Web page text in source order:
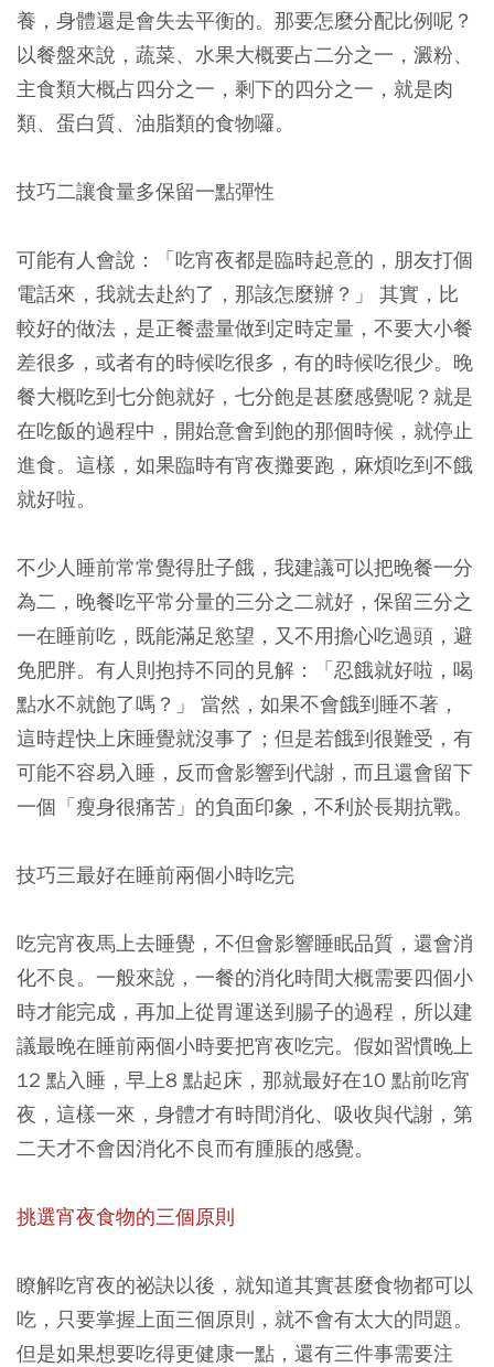
養，身體還是會失去平衡的。那要怎麼分配比例呢？
以餐盤來說，蔬菜、水果大概要占二分之一，澱粉、
主食類大概占四分之一，剩下的四分之一，就是肉
類、蛋白質、油脂類的食物囉。
技巧二讓食量多保留一點彈性
可能有人會說：「吃宵夜都是臨時起意的，朋友打個
電話來，我就去赴約了，那該怎麼辦？」 其實，比
較好的做法，是正餐盡量做到定時定量，不要大小餐
差很多，或者有的時候吃很多，有的時候吃很少。晚
餐大概吃到七分飽就好，七分飽是甚麼感覺呢？就是
在吃飯的過程中，開始意會到飽的那個時候，就停止
進食。這樣，如果臨時有宵夜攤要跑，麻煩吃到不餓
就好啦。
不少人睡前常常覺得肚子餓，我建議可以把晚餐一分
為二，晚餐吃平常分量的三分之二就好，保留三分之
一在睡前吃，既能滿足慾望，又不用擔心吃過頭，避
免肥胖。有人則抱持不同的見解：「忍餓就好啦，喝
點水不就飽了嗎？」 當然，如果不會餓到睡不著，
這時趕快上床睡覺就沒事了；但是若餓到很難受，有
可能不容易入睡，反而會影響到代謝，而且還會留下
一個「瘦身很痛苦」的負面印象，不利於長期抗戰。
技巧三最好在睡前兩個小時吃完
吃完宵夜馬上去睡覺，不但會影響睡眠品質，還會消
化不良。一般來說，一餐的消化時間大概需要四個小
時才能完成，再加上從胃運送到腸子的過程，所以建
議最晚在睡前兩個小時要把宵夜吃完。假如習慣晚上
12 點入睡，早上8 點起床，那就最好在10 點前吃宵
夜，這樣一來，身體才有時間消化、吸收與代謝，第
二天才不會因消化不良而有腫脹的感覺。
挑選宵夜食物的三個原則
瞭解吃宵夜的祕訣以後，就知道其實甚麼食物都可以
吃，只要掌握上面三個原則，就不會有太大的問題。
但是如果想要吃得更健康一點，還有三件事需要注